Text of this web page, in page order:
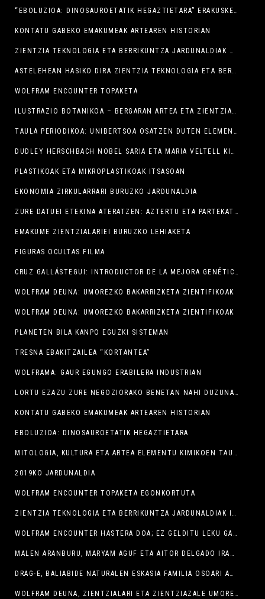
“EBOLUZIOA: DINOSAUROETATIK HEGAZTIETARA” ERAKUSKETA AZAROAREN 10ERA ARTE
KONTATU GABEKO EMAKUMEAK ARTEAREN HISTORIAN
ZIENTZIA TEKNOLOGIA ETA BERRIKUNTZA JARDUNALDIAK HASI DIRA
ASTELEHEAN HASIKO DIRA ZIENTZIA TEKNOLOGIA ETA BERRIKUNTZA JARDUNALDIAK
WOLFRAM ENCOUNTER TOPAKETA
ILUSTRAZIO BOTANIKOA – BERGARAN ARTEA ETA ZIENTZIA UZTARTUZ, IV. EDIZIOA
TAULA PERIODIKOA: UNIBERTSOA OSATZEN DUTEN ELEMENTUAK
DUDLEY HERSCHBACH NOBEL SARIA ETA MARIA VELTELL KIMIKALARI OSPETSUA SEMINARIXOAN
PLASTIKOAK ETA MIKROPLASTIKOAK ITSASOAN
EKONOMIA ZIRKULARRARI BURUZKO JARDUNALDIA
ZURE DATUEI ETEKINA ATERATZEN: AZTERTU ETA PARTEKATU INFORMAZIOA DENBORA ERREALEAN POWER BI ERABILIZ
EMAKUME ZIENTZIALARIEI BURUZKO LEHIAKETA
FIGURAS OCULTAS FILMA
CRUZ GALLÁSTEGUI: INTRODUCTOR DE LA MEJORA GENÉTICA
WOLFRAM DEUNA: UMOREZKO BAKARRIZKETA ZIENTIFIKOAK
WOLFRAM DEUNA: UMOREZKO BAKARRIZKETA ZIENTIFIKOAK
PLANETEN BILA KANPO EGUZKI SISTEMAN
TRESNA EBAKITZAILEA “KORTANTEA”
WOLFRAMA: GAUR EGUNGO ERABILERA INDUSTRIAN
LORTU EZAZU ZURE NEGOZIORAKO BENETAN NAHI DUZUNA, PNL
KONTATU GABEKO EMAKUMEAK ARTEAREN HISTORIAN
EBOLUZIOA: DINOSAUROETATIK HEGAZTIETARA
MITOLOGIA, KULTURA ETA ARTEA ELEMENTU KIMIKOEN TAULA PERIODIKOAN
2019KO JARDUNALDIA
WOLFRAM ENCOUNTER TOPAKETA EGONKORTUTA
ZIENTZIA TEKNOLOGIA ETA BERRIKUNTZA JARDUNALDIAK INOIZ BAINO ARRAKASTATSUAGO
WOLFRAM ENCOUNTER HASTERA DOA; EZ GELDITU LEKU GABE
MALEN ARANBURU, MARYAM AGUF ETA AITOR DELGADO IRABAZLE ‘EMAKUME ZIENTZIALARIRIK EZAGUTZEN?” LEHIAKETAN
DRAG-E, BALIABIDE NATURALEN ESKASIA FAMILIA OSOARI AZALDUA
WOLFRAM DEUNA, ZIENTZIALARI ETA ZIENTZIAZALE UMORETSUENEN LURRALDEA IZAN ZEN ATZO SEMINARIXOA